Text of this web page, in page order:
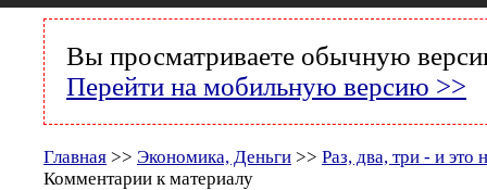
Вы просматриваете обычную
Перейти на мобильную версию >>
Главная >> Экономика, Деньги >> Раз, два, три - и это
Комментарии к материалу